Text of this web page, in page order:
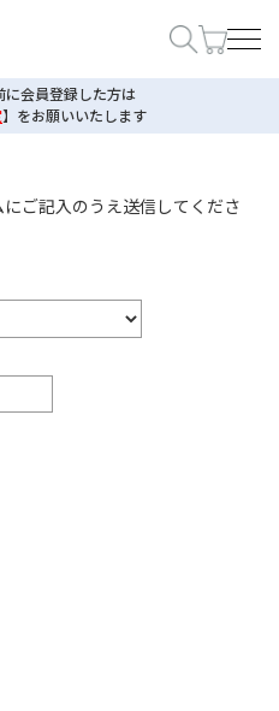
会員登録した方は
】 をお願いいたします
ご記入のうえ送信してくださ